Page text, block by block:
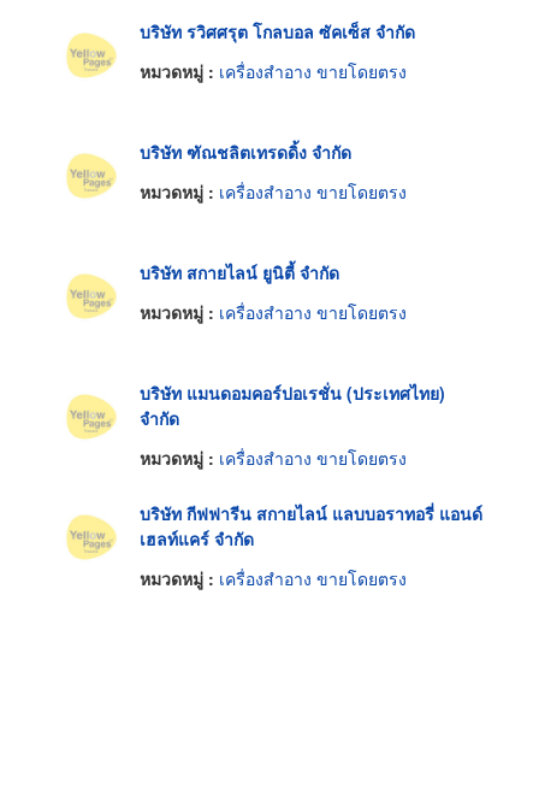
บริษัท รวิศศรุต โกลบอล ซัคเซ็ส จำกัด
หมวดหมู่ : เครื่องสำอาง ขายโดยตรง
บริษัท ฑัณชลิตเทรดดิ้ง จำกัด
หมวดหมู่ : เครื่องสำอาง ขายโดยตรง
บริษัท สกายไลน์ ยูนิตี้ จำกัด
หมวดหมู่ : เครื่องสำอาง ขายโดยตรง
บริษัท แมนดอมคอร์ปอเรชั่น (ประเทศไทย)
จำกัด
หมวดหมู่ : เครื่องสำอาง ขายโดยตรง
บริษัท กีฟฟารีน สกายไลน์ แลบบอราทอรี่ แอนด์
เฮลท์แคร์ จำกัด
หมวดหมู่ : เครื่องสำอาง ขายโดยตรง